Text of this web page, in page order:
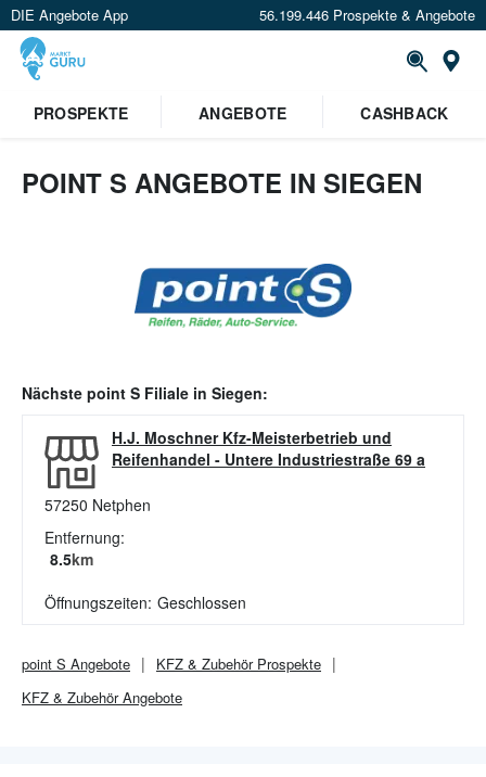
DIE Angebote App 56.199.446 Prospekte & Angebote
PROSPEKTE
ANGEBOTE CASHBACK
POINT S ANGEBOTE IN SIEGEN
Nächste point S Filiale in Siegen:
H.J. Moschner Kfz-Meisterbetrieb und
Reifenhandel - Untere Industriestraße 69 a
57250 Netphen
Entfernung:
8.5km
Öffnungszeiten: Geschlossen
point S Angebote KFZ & ZubehörProspekte
KFZ & ZubehörAngebote